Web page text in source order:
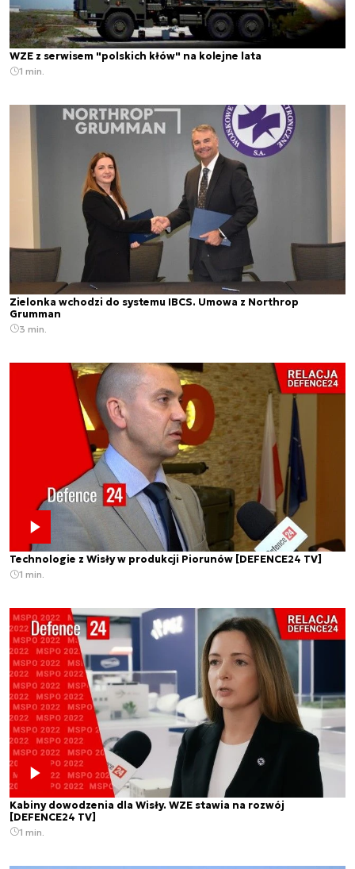
WZE z serwisem "polskich kłów" na kolejne lata
1 min.
Zielonka wchodzi do systemu IBCS. Umowa z Northrop
Grumman
3 min.
Technologie z Wisły w produkcji Piorunów [DEFENCE24 TV]
1 min.
Kabiny dowodzenia dla Wisły. WZE stawia na rozwój
[DEFENCE24 TV]
1 min.